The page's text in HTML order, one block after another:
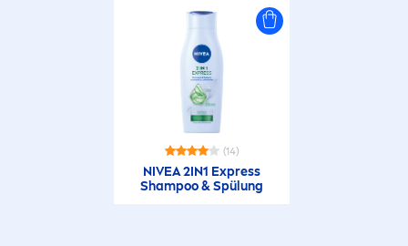
(14)
NIVEA2IN1 Express
Shampoo & Spülung